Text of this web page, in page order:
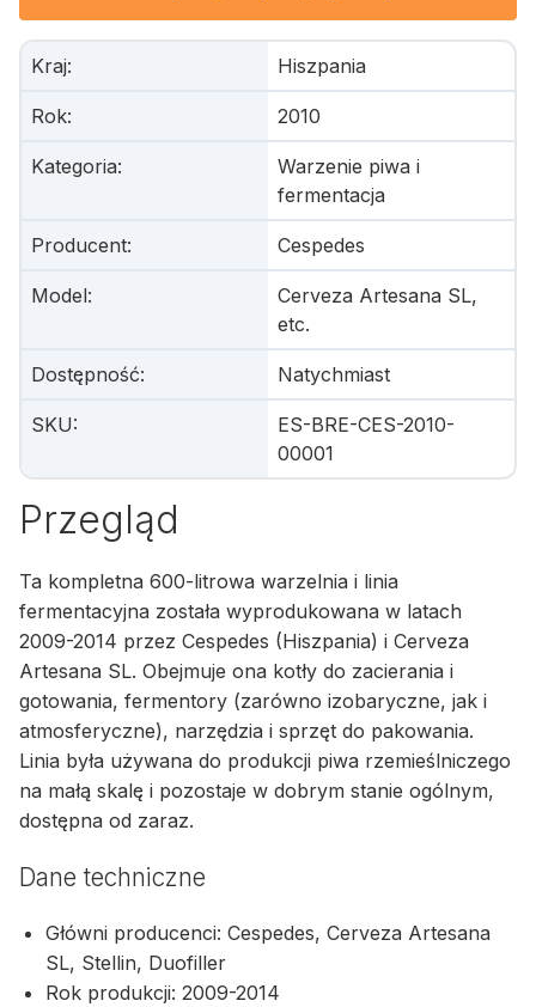
Kraj: Hiszpania
Rok: 2010
Kategoria:
Warzenie piwa i
fermentacja
Producent: Cespedes
Model:
Cerveza Artesana SL,
etc.
Dostępność: Natychmiast
SKU:
ES-BRE-CES-2010-
00001
Przegląd
Ta kompletna 600-litrowa warzelnia i linia
fermentacyjna została wyprodukowana w latach
2009-2014 przez Cespedes (Hiszpania) i Cerveza
Artesana SL. Obejmuje ona kotły do zacierania i
gotowania, fermentory (zarówno izobaryczne, jak i
atmosferyczne), narzędzia i sprzęt do pakowania.
Linia była używana do produkcji piwa rzemieślniczego
na małą skalę i pozostaje w dobrym stanie ogólnym,
dostępna od zaraz.
Dane techniczne
Główni producenci: Cespedes, Cerveza Artesana
SL, Stellin, Duofiller
Rok produkcji: 2009-2014